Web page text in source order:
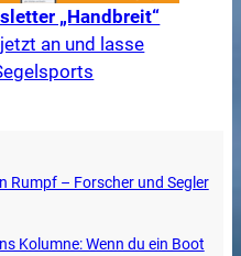
„Handbreit“
an und lasse
Rumpf – Forscher und Segler
Kolumne: Wenn du ein Boot